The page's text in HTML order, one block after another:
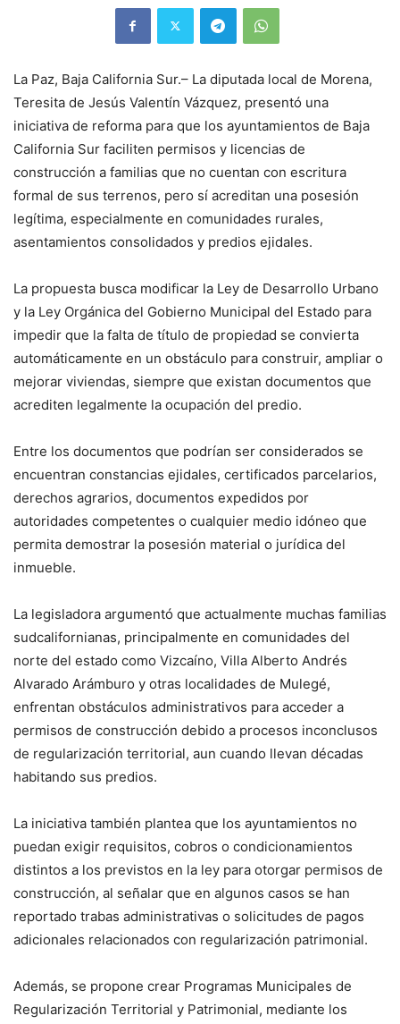
La Paz, Baja California Sur.– La diputada local de Morena,
Teresita de Jesús Valentín Vázquez, presentó una
iniciativa de reforma para que los ayuntamientos de Baja
California Sur faciliten permisos y licencias de
construcción a familias que no cuentan con escritura
formal de sus terrenos, pero sí acreditan una posesión
legítima, especialmente en comunidades rurales,
asentamientos consolidados y predios ejidales.
La propuesta busca modificar la Ley de Desarrollo Urbano
y la Ley Orgánica del Gobierno Municipal del Estado para
impedir que la falta de título de propiedad se convierta
automáticamente en un obstáculo para construir, ampliar o
mejorar viviendas, siempre que existan documentos que
acrediten legalmente la ocupación del predio.
Entre los documentos que podrían ser considerados se
encuentran constancias ejidales, certificados parcelarios,
derechos agrarios, documentos expedidos por
autoridades competentes o cualquier medio idóneo que
permita demostrar la posesión material o jurídica del
inmueble.
La legisladora argumentó que actualmente muchas familias
sudcalifornianas, principalmente en comunidades del
norte del estado como Vizcaíno, Villa Alberto Andrés
Alvarado Arámburo y otras localidades de Mulegé,
enfrentan obstáculos administrativos para acceder a
permisos de construcción debido a procesos inconclusos
de regularización territorial, aun cuando llevan décadas
habitando sus predios.
La iniciativa también plantea que los ayuntamientos no
puedan exigir requisitos, cobros o condicionamientos
distintos a los previstos en la ley para otorgar permisos de
construcción, al señalar que en algunos casos se han
reportado trabas administrativas o solicitudes de pagos
adicionales relacionados con regularización patrimonial.
Además, se propone crear Programas Municipales de
Regularización Territorial y Patrimonial, mediante los